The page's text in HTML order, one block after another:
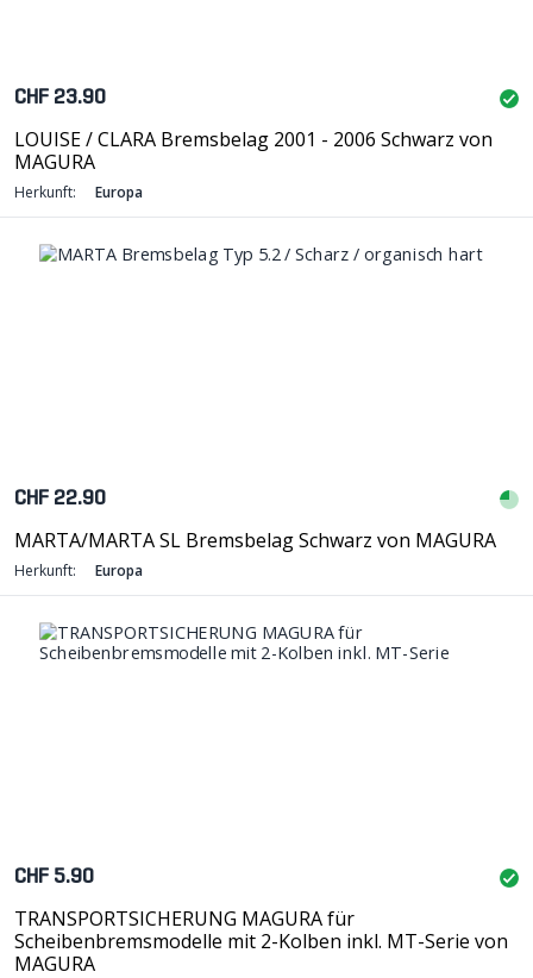
CHF 23.90
LOUISE / CLARA Bremsbelag 2001 - 2006 Schwarz von
MAGURA
Herkunft: Europa
CHF 22.90
MARTA/MARTA SL Bremsbelag Schwarz von MAGURA
Herkunft: Europa
CHF 5.90
TRANSPORTSICHERUNG MAGURA für
Scheibenbremsmodelle mit 2-Kolben inkl. MT-Serie von
MAGURA